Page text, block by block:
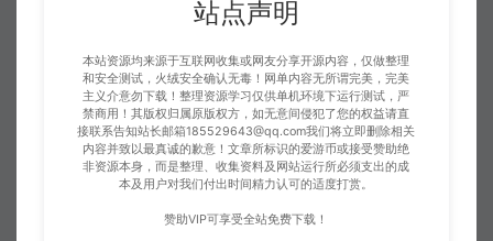
站点声明
本站资源均来源于互联网收集或网友分享开源内容，仅做整理
和安全测试，火绒安全确认无毒！网单内容无所谓完美，完美
主义介意勿下载！整理资源学习仅供单机环境下运行测试，严
禁商用！其版权归属原版权方，如无意间侵犯了您的权益请直
接联系告知站长邮箱185529643@qq.com我们将立即删除相关
内容并致以最真诚的歉意！文章所标识的爱游币或接受赞助绝
非资源本身，而是整理、收集资料及网站运行所必须支出的成
本及用户对我们付出时间精力认可的适度打赏。
赞助VIP可享受全站免费下载！